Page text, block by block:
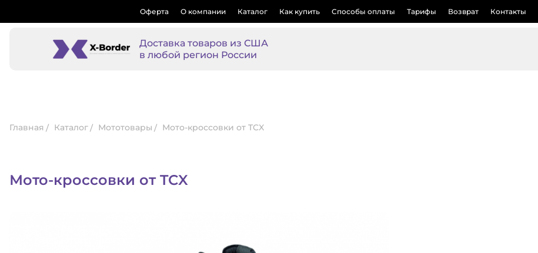
Оферта О компании Каталог Как купить Способы оплаты Тарифы Возврат Контакты
Доставка товаров из США
в любой регион России
Главная Каталог Мототовары Мото-кроссовки от TCX
Мото-кроссовки от TCX